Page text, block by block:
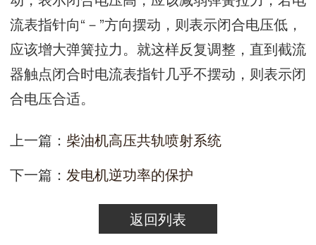
流表指针向“－”方向摆动，则表示闭合电压低，
应该增大弹簧拉力。就这样反复调整，直到截流
器触点闭合时电流表指针几乎不摆动，则表示闭
合电压合适。
上一篇： 柴油机高压共轨喷射系统
下一篇： 发电机逆功率的保护
返回列表